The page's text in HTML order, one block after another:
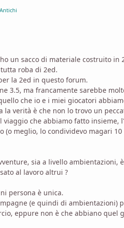
un sacco di materiale costruito
roba di 2ed.
la 2ed in questo forum.
3.5, ma francamente sarebbe
che io e i miei giocatori
la verità è che non lo trovo un
viaggio che abbiamo fatto insieme,
(o meglio, lo condividevo magari
sia a livello ambientazioni,
al lavoro altrui ?
persona è unica.
(e quindi di ambientazioni)
eppure non è che abbiano quel